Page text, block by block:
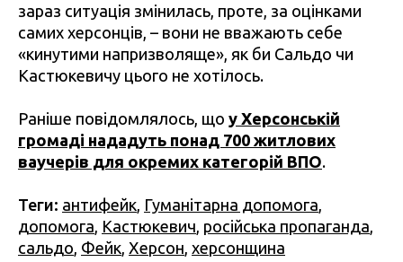
зараз ситуація змінилась, проте, за оцінками
самих херсонців, – вони не вважають себе
«кинутими напризволяще», як би Сальдо чи
Кастюкевичу цього не хотілось.
Раніше повідомлялось, що у Херсонській
громаді нададуть понад 700 житлових
ваучерів для окремих категорій ВПО.
Теги: антифейк Гуманітарна допомога
допомога Кастюкевич російська пропаганда
сальдо Фейк Херсон херсонщина